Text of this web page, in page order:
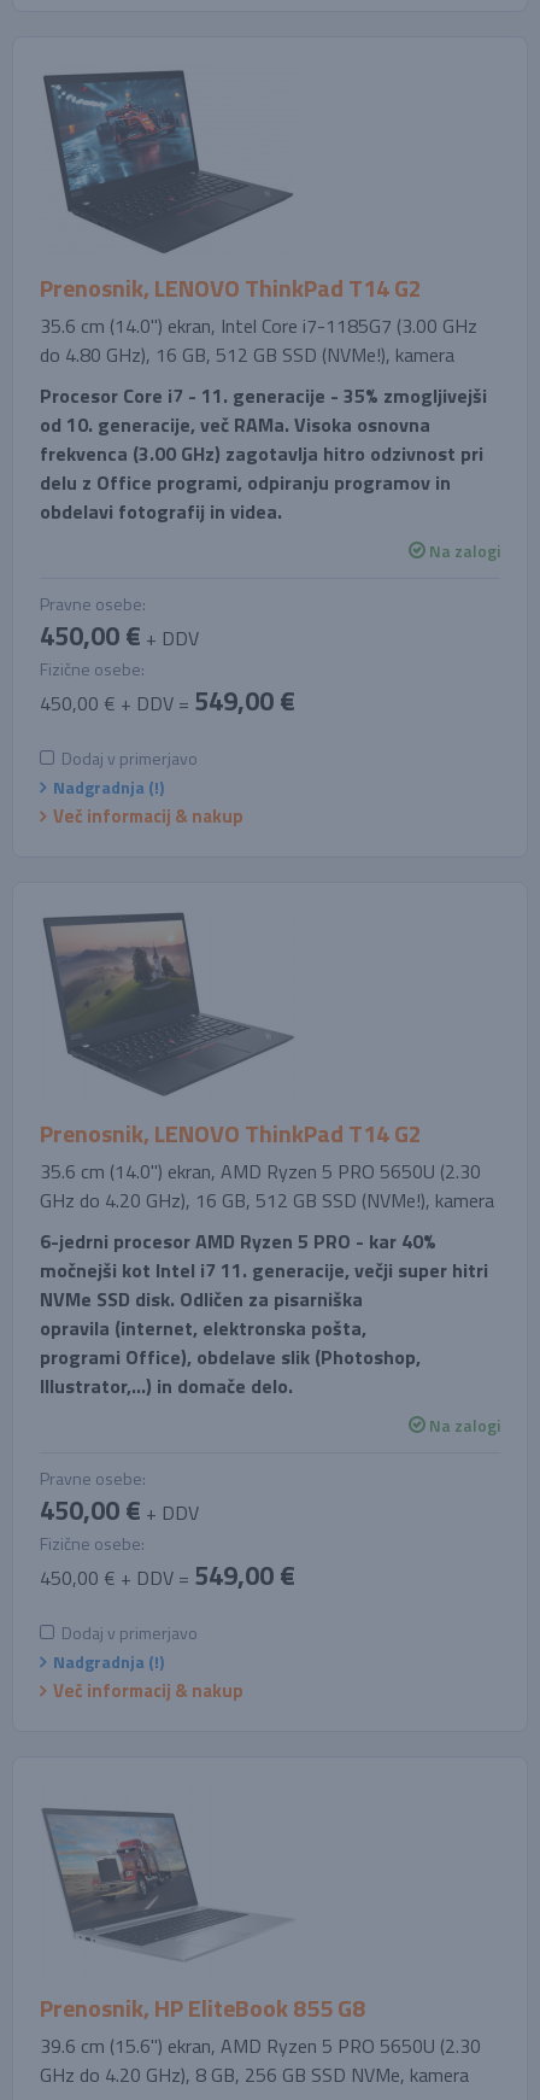
Prenosnik, LENOVO ThinkPad T14 G2
35.6 cm (14.0'') ekran, Intel Core i7-1185G7 (3.00 GHz
do 4.80 GHz), 16 GB, 512 GB SSD (NVMe!), kamera
Procesor Core i7 - 11. generacije - 35% zmogljivejši
od 10. generacije, več RAMa. Visoka osnovna
frekvenca (3.00 GHz) zagotavlja hitro odzivnost pri
delu z Office programi, odpiranju programov in
obdelavi fotografij in videa.
Na zalogi
Pravne osebe:
450,00 € + DDV
Fizične osebe:
450,00 € + DDV = 549,00 €
Dodaj v primerjavo
Nadgradnja (!)
Več informacij & nakup
Prenosnik, LENOVO ThinkPad T14 G2
35.6 cm (14.0'') ekran, AMD Ryzen 5 PRO 5650U (2.30
GHz do 4.20 GHz), 16 GB, 512 GB SSD (NVMe!), kamera
6-jedrni procesor AMD Ryzen 5 PRO - kar 40%
močnejši kot Intel i7 11. generacije, večji super hitri
NVMe SSD disk. Odličen za pisarniška
opravila (internet, elektronska pošta,
programi Office), obdelave slik (Photoshop,
Illustrator,...) in domače delo.
Na zalogi
Pravne osebe:
450,00 € + DDV
Fizične osebe:
450,00 € + DDV = 549,00 €
Dodaj v primerjavo
Nadgradnja (!)
Več informacij & nakup
Prenosnik, HP EliteBook 855 G8
39.6 cm (15.6'') ekran, AMD Ryzen 5 PRO 5650U (2.30
GHz do 4.20 GHz), 8 GB, 256 GB SSD NVMe, kamera